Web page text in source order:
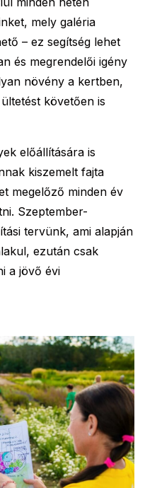
mely galéria
– ez segítség lehet
és megrendelői igény
növény a kertben,
követően is
előállítására is
kiszemelt fajta
megelőző minden év
Szeptember-
tervünk, ami alapján
ezután csak
a jövő évi